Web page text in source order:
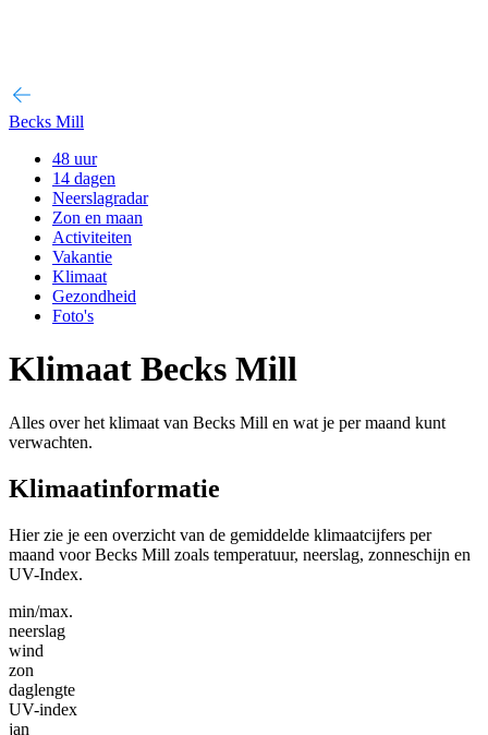
Becks Mill
48 uur
14 dagen
Neerslagradar
Zon en maan
Activiteiten
Vakantie
Klimaat
Gezondheid
Foto's
Klimaat Becks Mill
Alles over het klimaat van Becks Mill en wat je per maand kunt
verwachten.
Klimaatinformatie
Hier zie je een overzicht van de gemiddelde klimaatcijfers per
maand voor Becks Mill zoals temperatuur, neerslag, zonneschijn en
UV-Index.
min/max.
neerslag
wind
zon
daglengte
UV-index
jan